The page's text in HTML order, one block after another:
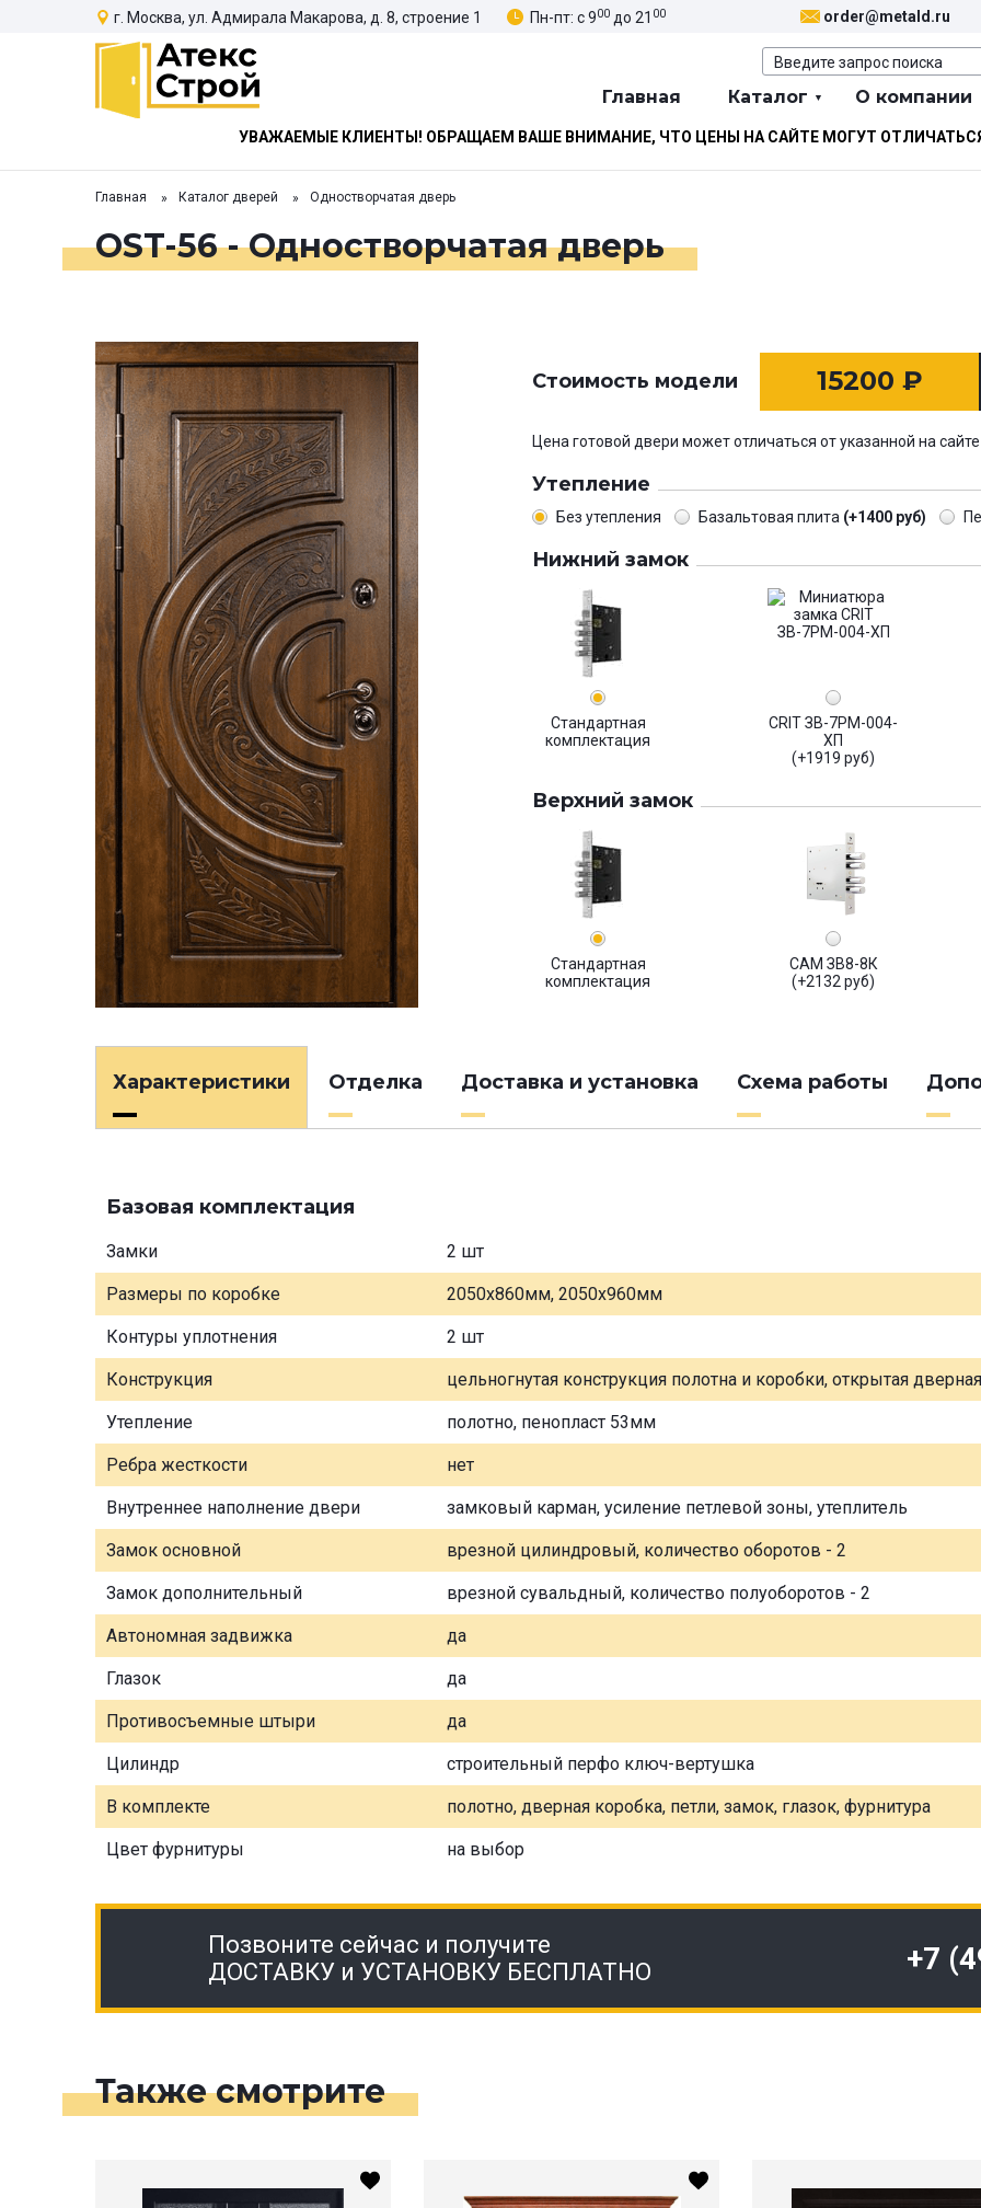
г. Москва, ул. Адмирала Макарова, д. 8, строение 1 Пн-пт: с 900 до 21 00 order@metald.ru
Главная Каталог О компании
УВАЖАЕМЫЕ КЛИЕНТЫ! ОБРАЩАЕМ ВАШЕ ВНИМАНИЕ, ЧТО ЦЕНЫ НА САЙТЕ МОГУТ
Главная Каталог дверей Одностворчатая дверь
OST-56 - Одностворчатая дверь
Стоимость модели 15200 ₽
Цена готовой двери может отличаться от указанной на
Утепление
Без утепления Базальтовая плита (+1400 руб)
Нижний замок
Стандартная
комплектация
CRIT ЗВ-7РМ-004-
ХП
(+1919 руб)
Верхний замок
Стандартная
комплектация
САМ ЗВ8-8К
(+2132 руб)
Характеристики Отделка Доставка и установка Схема работы
Базовая комплектация
Замки 2 шт
Размеры по коробке 2050х860мм, 2050х960мм
Контуры уплотнения 2 шт
Конструкция цельногнутая конструкция полотна и коробки, открытая
Утепление полотно, пенопласт 53мм
Ребра жесткости нет
Внутреннее наполнение двери замковый карман, усиление петлевой зоны, утеплитель
Замок основной врезной цилиндровый, количество оборотов - 2
Замок дополнительный врезной сувальдный, количество полуоборотов - 2
Автономная задвижка да
Глазок да
Противосъемные штыри да
Цилиндр строительный перфо ключ-вертушка
В комплекте полотно, дверная коробка, петли, замок, глазок, фурнитура
Цвет фурнитуры на выбор
Позвоните сейчас и получите
ДОСТАВКУ и УСТАНОВКУ БЕСПЛАТНО
+7
Также смотрите